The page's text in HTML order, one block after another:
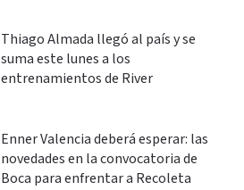
Thiago Almada llegó al país y se
suma este lunes a los
entrenamientos de River
Enner Valencia deberá esperar: las
novedades en la convocatoria de
Boca para enfrentar a Recoleta